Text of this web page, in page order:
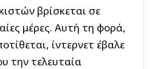
βρίσκεται σε
μέρες. Αυτή τη φορά,
ίντερνετ έβαλε
την τελευταία